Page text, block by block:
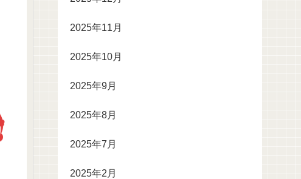
2025年11月
2025年10月
2025年9月
2025年8月
2025年7月
2025年2月